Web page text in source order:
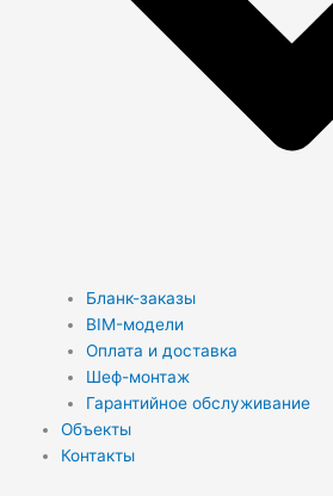
Бланк-заказы
BIM-модели
Оплата и доставка
Шеф-монтаж
Гарантийное обслуживание
Объекты
Контакты